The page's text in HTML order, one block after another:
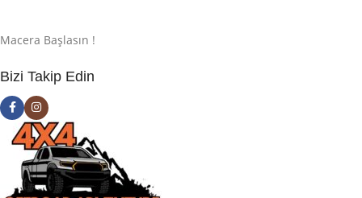
Macera Başlasın !
Bizi Takip Edin